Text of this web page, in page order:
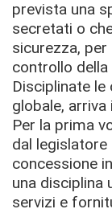
prevista una
secretati o
sicurezza, per
controllo
Disciplinate
globale,
Per la prima
dal
concessione
una disciplina
servizi e